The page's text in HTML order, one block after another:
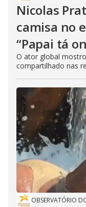
Nicolas
camisa no
“Papai tá
O ator global
compartilhado nas
OBSERVATÓRIO